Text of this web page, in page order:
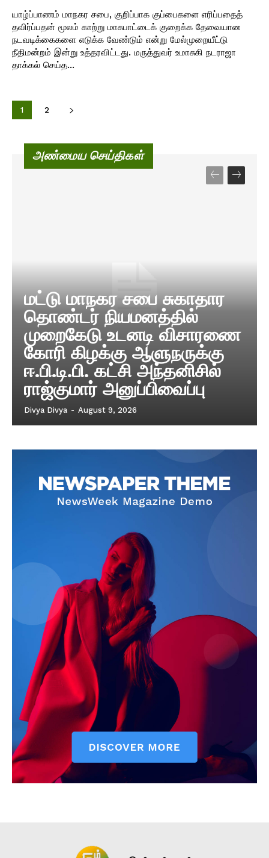
யாழ்ப்பாணம் மாநகர சபை, குறிப்பாக குப்பைகளை எரிப்பதைத்
தவிர்ப்பதன் மூலம் காற்று மாசுபாட்டைக் குறைக்க தேவையான
நடவடிக்கைகளை எடுக்க வேண்டும் என்று மேல்முறையீட்டு
நீதிமன்றம் இன்று உத்தரவிட்டது. மருத்துவர் உமாசுகி நடராஜா
தாக்கல் செய்த...
1 2
அண்மைய செய்திகள்
மட்டு மாநகர சபை சுகாதார
தொண்டர் நியமனத்தில்
முறைகேடு உடனடி விசாரணை
கோரி கிழக்கு ஆளுநருக்கு
ஈ.பி.டி.பி. கட்சி அந்தனிசில்
ராஜ்குமார் அனுப்பிவைப்பு
Divya Divya - August 9, 2026